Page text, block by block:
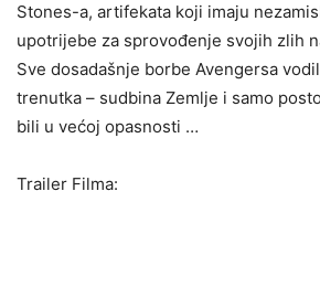
Stones-a, artifekata koji imaju
upotrijebe za sprovođenje svojih zlih
Sve dosadašnje borbe Avengersa
trenutka – sudbina Zemlje i samo
bili u većoj opasnosti …
Trailer Filma: